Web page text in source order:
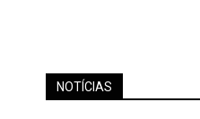
NOTÍCIAS